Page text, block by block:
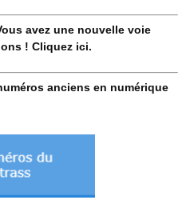
avez une nouvelle voie
! Cliquez ici.
anciens en numérique